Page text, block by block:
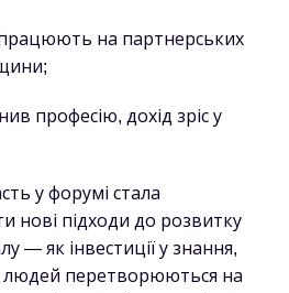
на партнерських
професію, дохід зріс у
у форумі стала
нові підходи до розвитку
— як інвестиції у знання,
людей перетворюються на